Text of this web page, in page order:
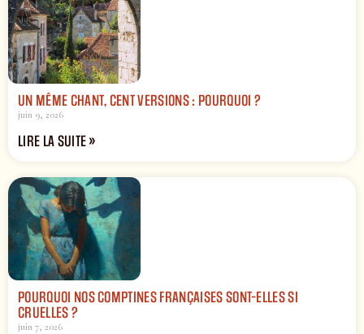
UN MÊME CHANT, CENT VERSIONS : POURQUOI ?
juin 9, 2026
LIRE LA SUITE »
POURQUOI NOS COMPTINES FRANÇAISES SONT-ELLES SI
CRUELLES ?
juin 7, 2026